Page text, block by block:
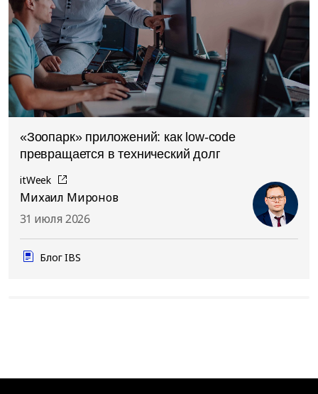
«Зоопарк» приложений: как low-code
превращается в технический долг
itWeek
Михаил Миронов
31 июля 2026
Блог IBS